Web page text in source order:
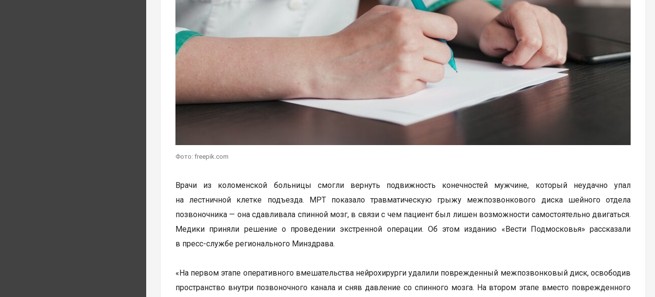
Фото: freepik.com
Врачи из коломенской больницы смогли вернуть подвижность конечностей мужчине, который неудачно упал
на лестничной клетке подъезда. МРТ показало травматическую грыжу межпозвонкового диска шейного отдела
позвоночника — она сдавливала спинной мозг, в связи с чем пациент был лишен возможности самостоятельно двигаться.
Медики приняли решение о проведении экстренной операции. Об этом изданию «Вести Подмосковья» рассказали
в пресс-службе регионального Минздрава.
«На первом этапе оперативного вмешательства нейрохирурги удалили поврежденный межпозвонковый диск, освободив
пространство внутри позвоночного канала и сняв давление со спинного мозга. На втором этапе вместо поврежденного